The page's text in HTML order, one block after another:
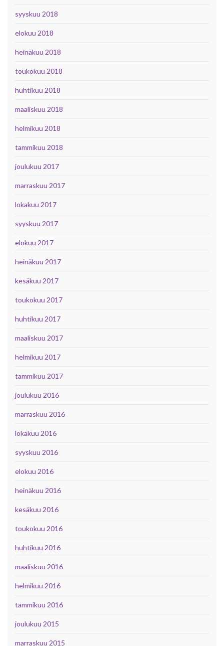
syyskuu 2018
elokuu 2018
heinäkuu 2018
toukokuu 2018
huhtikuu 2018
maaliskuu 2018
helmikuu 2018
tammikuu 2018
joulukuu 2017
marraskuu 2017
lokakuu 2017
syyskuu 2017
elokuu 2017
heinäkuu 2017
kesäkuu 2017
toukokuu 2017
huhtikuu 2017
maaliskuu 2017
helmikuu 2017
tammikuu 2017
joulukuu 2016
marraskuu 2016
lokakuu 2016
syyskuu 2016
elokuu 2016
heinäkuu 2016
kesäkuu 2016
toukokuu 2016
huhtikuu 2016
maaliskuu 2016
helmikuu 2016
tammikuu 2016
joulukuu 2015
marraskuu 2015